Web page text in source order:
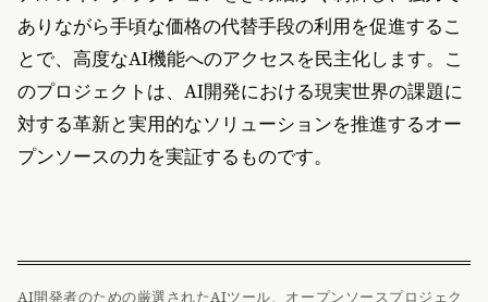
ありながら手頃な価格の代替手段の利用を促進するこ
とで、高度なAI機能へのアクセスを民主化します。こ
のプロジェクトは、AI開発における現実世界の課題に
対する革新と実用的なソリューションを推進するオー
プンソースの力を実証するものです。
AI開発者のための厳選されたAIツール、オープンソースプロジェク